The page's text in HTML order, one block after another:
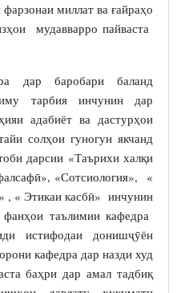
миллат ва ғайраҳо
мудавварро пайваста
дар баробари баланд
тарбия инчунин дар
адабиёт ва дастурҳои
солҳои гуногун якчанд
дарсии «Таърихи халқи
«Сотсиология», «
, « Этикаи касбӣ» инчунин
таълимии кафедра
истифодаи донишҷӯён
кафедра дар назди худ
баҳри дар амал тадбиқ